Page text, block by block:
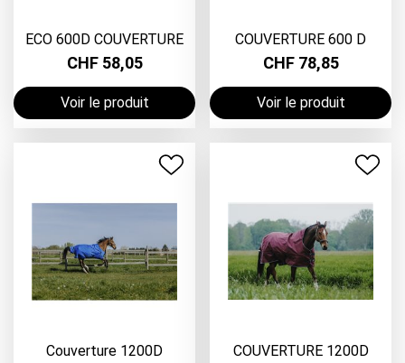
ECO 600D COUVERTURE
CHF 58,05
Voir le produit
COUVERTURE 600 D
CHF 78,85
Voir le produit
Couverture 1200D COUVERTURE 1200D